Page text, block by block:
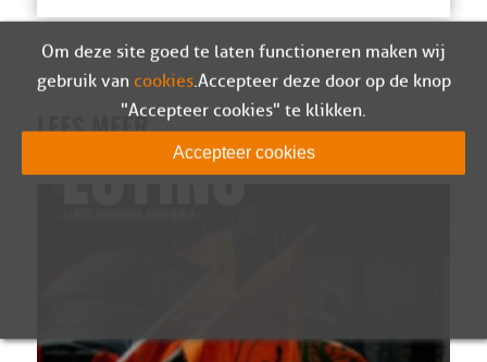
LEES MEER
Om deze site goed te laten functioneren maken wij
gebruik van cookies. Accepteer deze door op de knop
"Accepteer cookies" te klikken.
Accepteer cookies